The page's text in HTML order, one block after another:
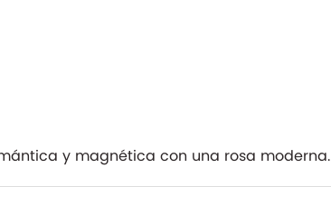
y magnética con una rosa moderna.